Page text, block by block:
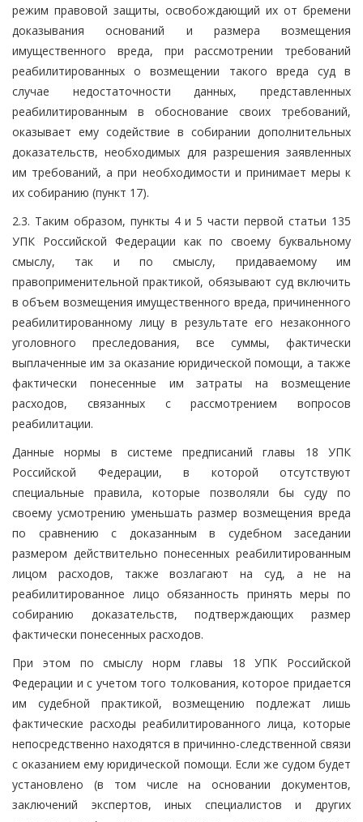
режим правовой защиты, освобождающий их от бремени
доказывания оснований и размера возмещения
имущественного вреда, при рассмотрении требований
реабилитированных о возмещении такого вреда суд в
случае недостаточности данных, представленных
реабилитированным в обоснование своих требований,
оказывает ему содействие в собирании дополнительных
доказательств, необходимых для разрешения заявленных
им требований, а при необходимости и принимает меры к
их собиранию (пункт 17).
2.3. Таким образом, пункты 4 и 5 части первой статьи 135
УПК Российской Федерации как по своему буквальному
смыслу, так и по смыслу, придаваемому им
правоприменительной практикой, обязывают суд включить
в объем возмещения имущественного вреда, причиненного
реабилитированному лицу в результате его незаконного
уголовного преследования, все суммы, фактически
выплаченные им за оказание юридической помощи, а также
фактически понесенные им затраты на возмещение
расходов, связанных с рассмотрением вопросов
реабилитации.
Данные нормы в системе предписаний главы 18 УПК
Российской Федерации, в которой отсутствуют
специальные правила, которые позволяли бы суду по
своему усмотрению уменьшать размер возмещения вреда
по сравнению с доказанным в судебном заседании
размером действительно понесенных реабилитированным
лицом расходов, также возлагают на суд, а не на
реабилитированное лицо обязанность принять меры по
собиранию доказательств, подтверждающих размер
фактически понесенных расходов.
При этом по смыслу норм главы 18 УПК Российской
Федерации и с учетом того толкования, которое придается
им судебной практикой, возмещению подлежат лишь
фактические расходы реабилитированного лица, которые
непосредственно находятся в причинно-следственной связи
с оказанием ему юридической помощи. Если же судом будет
установлено (в том числе на основании документов,
заключений экспертов, иных специалистов и других